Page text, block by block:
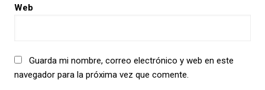
Web
Guarda mi nombre, correo electrónico y web en este
navegador para la próxima vez que comente.